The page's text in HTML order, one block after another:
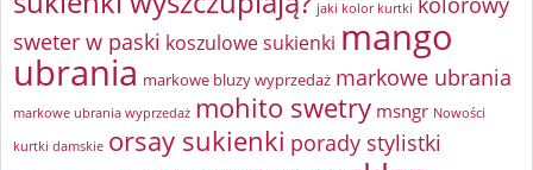
jaki kolor kurtki
sweter w paski koszulowe sukienki mango
ubrania markowe bluzy wyprzedaż markowe ubrania
markowe ubrania wyprzedaż mohito swetry msngr Nowości
kurtki damskie orsay sukienki porady stylistki